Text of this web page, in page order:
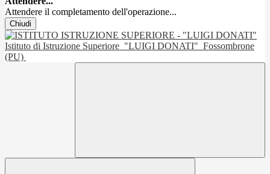
Attendere il completamento dell'operazione...
Chiudi
Istituto di Istruzione Superiore "LUIGI DONATI" Fossombrone
(PU)